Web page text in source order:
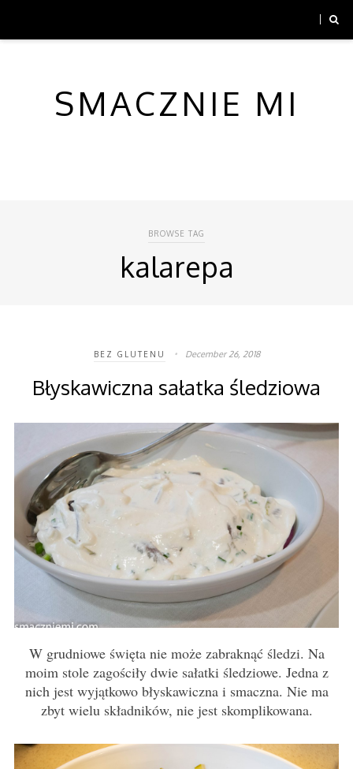
SMACZNIE MI
BROWSE TAG
kalarepa
BEZ GLUTENU December 26, 2018
Błyskawiczna sałatka śledziowa
W grudniowe święta nie może zabraknąć śledzi. Na
moim stole zagościły dwie sałatki śledziowe. Jedna z
nich jest wyjątkowo błyskawiczna i smaczna. Nie ma
zbyt wielu składników, nie jest skomplikowana.